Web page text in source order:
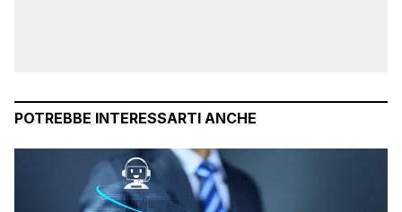
POTREBBE INTERESSARTI ANCHE